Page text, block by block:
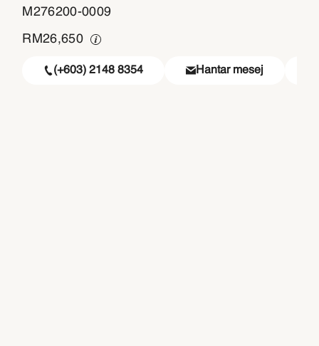
M276200-0009
RM26,650
(+603) 2148 8354 Hantar mesej